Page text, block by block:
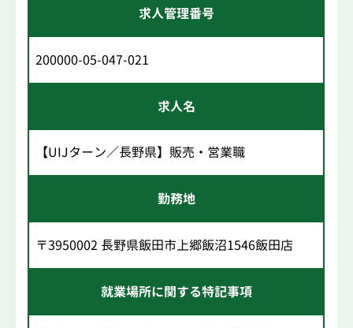
求人管理番号
200000-05-047-021
求人名
【UIJターン／長野県】販売・営業職
勤務地
〒3950002 長野県飯田市上郷飯沼1546飯田店
就業場所に関する特記事項